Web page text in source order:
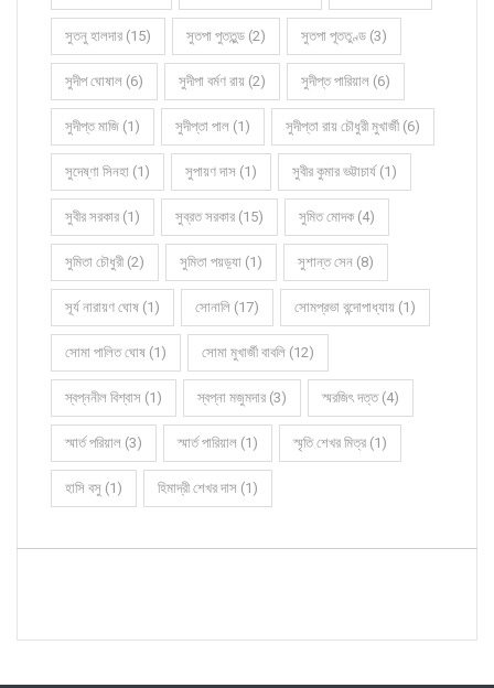
সুতনু হালদার (15) সুতপা পুততুন্ড (2) সুতপা পূততুণ্ড (3)
সুদীপ ঘোষাল (6) সুদীপা বর্মণ রায় (2) সুদীপ্ত পারিয়াল (6)
সুদীপ্ত মাজি (1) সুদীপ্তা পাল (1) সুদীপ্তা রায় চৌধুরী মুখার্জী (6)
সুদেষ্ণা সিনহা (1) সুপায়ণ দাস (1) সুবীর কুমার ভট্টাচার্য (1)
সুবীর সরকার (1) সুব্রত সরকার (15) সুমিত মোদক (4)
সুমিতা চৌধুরী (2) সুমিতা পয়ড়্যা (1) সুশান্ত সেন (8)
সূর্য নারায়ণ ঘোষ (1) সোনালি (17) সোমপ্রভা বন্দোপাধ্যায় (1)
সোমা পালিত ঘোষ (1) সোমা মুখার্জী বাবলি (12)
স্বপ্ননীল বিশ্বাস (1) স্বপ্না মজুমদার (3) স্মরজিৎ দত্ত (4)
স্মার্ত পরিয়াল (3) স্মার্ত পারিয়াল (1) স্মৃতি শেখর মিত্র (1)
হাসি বসু (1) হিমাদ্রী শেখর দাস (1)